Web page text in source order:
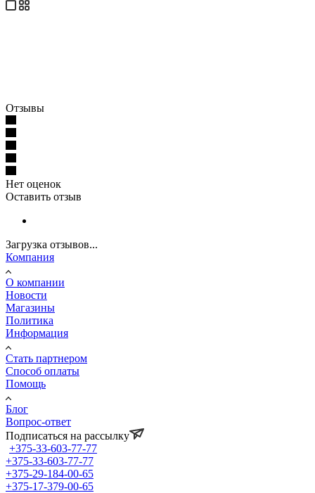
Отзывы
Нет оценок
Оставить отзыв
Загрузка отзывов...
Компания
О компании
Новости
Магазины
Политика
Информация
Стать партнером
Способ оплаты
Помощь
Блог
Вопрос-ответ
Подписаться на рассылку
+375-33-603-77-77
+375-33-603-77-77
+375-29-184-00-65
+375-17-379-00-65